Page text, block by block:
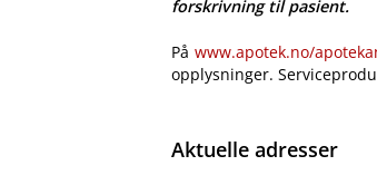
forskrivning til pasient.
På www.apotek.no​/​
opplysninger.
Aktuelle adresser